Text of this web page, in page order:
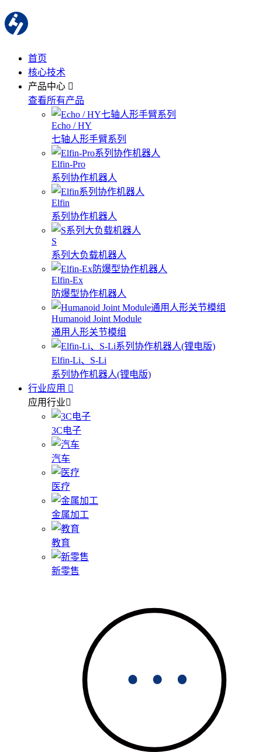
首页
核心技术
产品中心
查看所有产品
Echo / HY
七轴人形手臂系列
Elfin-Pro
系列协作机器人
Elfin
系列协作机器人
S
系列大负载机器人
Elfin-Ex
防爆型协作机器人
Humanoid Joint Module
通用人形关节模组
Elfin-Li、S-Li
系列协作机器人(锂电版)
行业应用
应用行业
3C电子
汽车
医疗
金属加工
教育
新零售